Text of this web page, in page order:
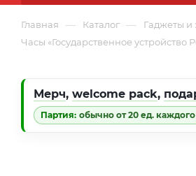
Главная — Каталог — Гаджеты и
Часы «Государственное
Мерч, welcome pack,
Партия: обычно от 20 ед.